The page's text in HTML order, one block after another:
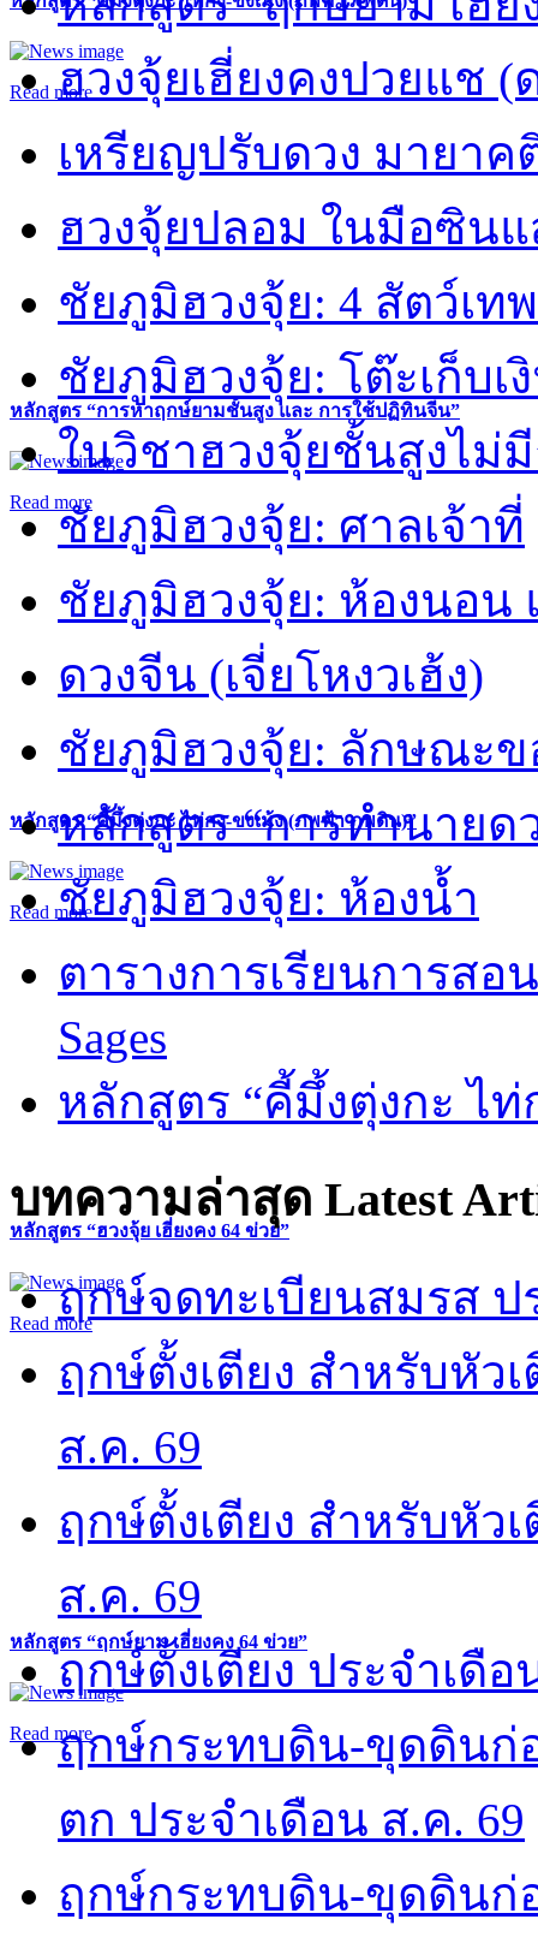
Read more
หลักสูตร “การหาฤกษ์ยามชั้นสูง และ การใช้ปฏิทินจีน”
Read more
หลักสูตร “คี้มึ้งตุ่งกะ ไท่กง-ขงเม้ง (ภพฟ้า ภพดิน)”
Read more
หลักสูตร “ฮวงจุ้ย เฮี่ยงคง 64 ข่วย”
Read more
หลักสูตร “ฤกษ์ยาม เฮี่ยงคง 64 ข่วย”
Read more
ฮวงจุ้ยเฮี่ยงคงปวยแช (
เหรียญปรับดวง มายา
ฮวงจุ้ยปลอม ในมือซิน
ชัยภูมิฮวงจุ้ย: 4 สัตว์เทพ
ชัยภูมิฮวงจุ้ย: โต๊ะเก็บเ
ในวิชาฮวงจุ้ยชั้นสูงไม่
ชัยภูมิฮวงจุ้ย: ศาลเจ้าที่
ชัยภูมิฮวงจุ้ย: ห้องนอน
ดวงจีน (เจี่ยโหงวเฮ้ง)
ชัยภูมิฮวงจุ้ย: ลักษณะ
หลักสูตร “การทำนายด
ชัยภูมิฮวงจุ้ย: ห้องน้ำ
ตารางการเรียนการส
Sages
หลักสูตร “คี้มึ้งตุ่งกะ ไ
บทความล่าสุด Latest
ฤกษ์จดทะเบียนสมรส ป
ฤกษ์ตั้งเตียง สำหรับหัว
ส.ค. 69
ฤกษ์ตั้งเตียง สำหรับหัว
ส.ค. 69
ฤกษ์ตั้งเตียง ประจำเดือ
ฤกษ์กระทบดิน-ขุดดินก่
ตก ประจำเดือน ส.ค. 69
ฤกษ์กระทบดิน-ขุดดินก่